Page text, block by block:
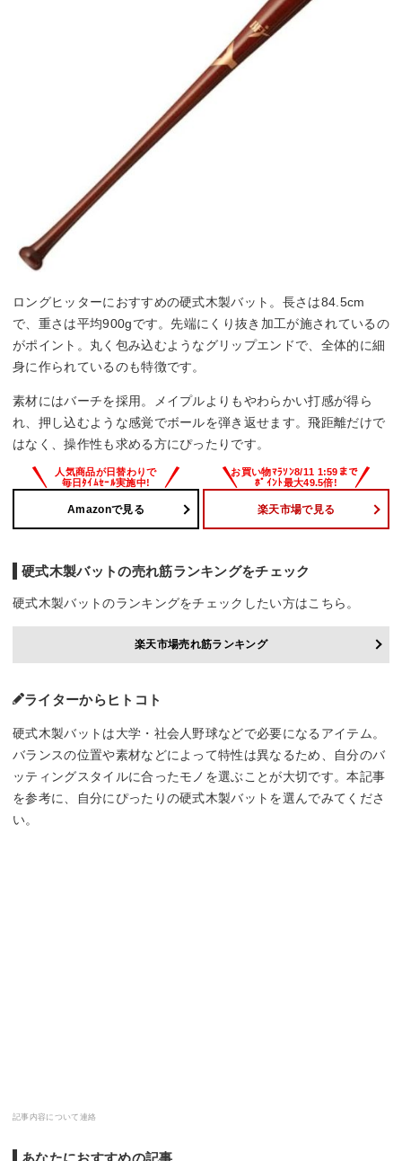
ロングヒッターにおすすめの硬式木製バット。長さは84.5cm
で、重さは平均900gです。先端にくり抜き加工が施されているの
がポイント。丸く包み込むようなグリップエンドで、全体的に細
身に作られているのも特徴です。
素材にはバーチを採用。メイプルよりもやわらかい打感が得ら
れ、押し込むような感覚でボールを弾き返せます。飛距離だけで
はなく、操作性も求める方にぴったりです。
Amazonで見る 楽天市場で見る
硬式木製バットの売れ筋ランキングをチェック
硬式木製バットのランキングをチェックしたい方はこちら。
楽天市場売れ筋ランキング
ライターからヒトコト
硬式木製バットは大学・社会人野球などで必要になるアイテム。
バランスの位置や素材などによって特性は異なるため、自分のバ
ッティングスタイルに合ったモノを選ぶことが大切です。本記事
を参考に、自分にぴったりの硬式木製バットを選んでみてくださ
い。
記事内容について連絡
あなたにおすすめの記事